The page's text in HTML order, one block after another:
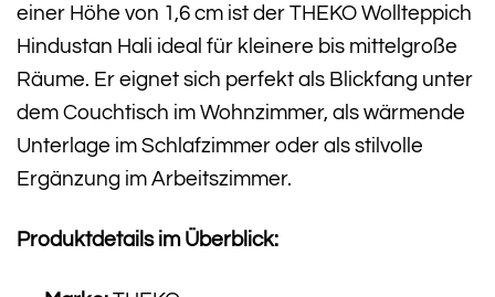
einer Höhe von 1,6 cm ist der THEKO Wollteppich
Hindustan Hali ideal für kleinere bis mittelgroße
Räume. Er eignet sich perfekt als Blickfang unter
dem Couchtisch im Wohnzimmer, als wärmende
Unterlage im Schlafzimmer oder als stilvolle
Ergänzung im Arbeitszimmer.
Produktdetails im Überblick: